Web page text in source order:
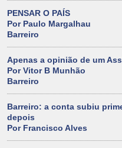
PENSAR O PAÍS
Por Paulo Margalhau
Barreiro
Apenas a opinião de um
Por Vitor B Munhão
Barreiro
Barreiro: a conta subiu
depois
Por Francisco Alves